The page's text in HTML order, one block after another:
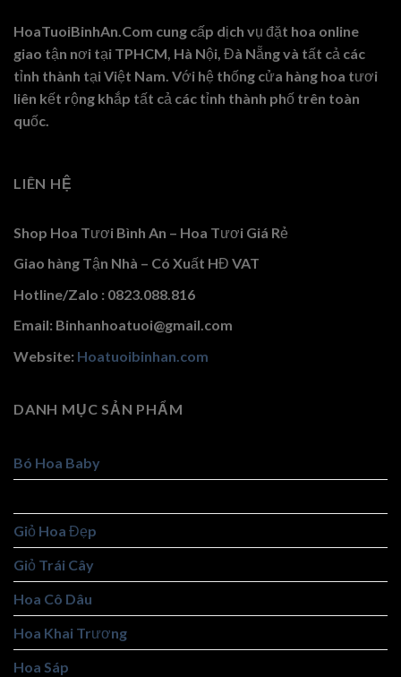
HoaTuoiBinhAn.Com cung cấp dịch vụ đặt hoa online
giao tận nơi tại TPHCM, Hà Nội, Đà Nẵng và tất cả các
tỉnh thành tại Việt Nam. Với hệ thống cửa hàng hoa tươi
liên kết rộng khắp tất cả các tỉnh thành phố trên toàn
quốc.
LIÊN HỆ
Shop Hoa Tươi Bình An – Hoa Tươi Giá Rẻ
Giao hàng Tận Nhà – Có Xuất HĐ VAT
Hotline/Zalo : 0823.088.816
Email: Binhanhoatuoi@gmail.com
Website: Hoatuoibinhan.com
DANH MỤC SẢN PHẨM
Bó Hoa Baby
Giỏ Hoa Đẹp
Giỏ Trái Cây
Hoa Cô Dâu
Hoa Khai Trương
Hoa Sáp